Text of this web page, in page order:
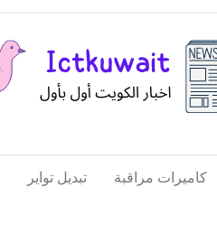
الكويت
تكنولوجيا
المعلومات
تبديل تواير كاميرات مراقبة